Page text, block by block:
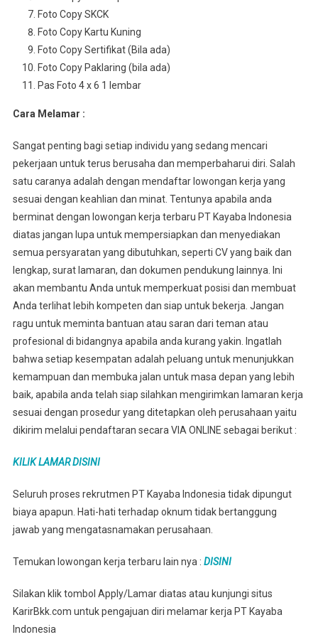
Foto Copy SKCK
Foto Copy Kartu Kuning
Foto Copy Sertifikat (Bila ada)
Foto Copy Paklaring (bila ada)
Pas Foto 4 x 6 1 lembar
Cara Melamar :
Sangat penting bagi setiap individu yang sedang mencari
pekerjaan untuk terus berusaha dan memperbaharui diri. Salah
satu caranya adalah dengan mendaftar lowongan kerja yang
sesuai dengan keahlian dan minat. Tentunya apabila anda
berminat dengan lowongan kerja terbaru PT Kayaba Indonesia
diatas jangan lupa untuk mempersiapkan dan menyediakan
semua persyaratan yang dibutuhkan, seperti CV yang baik dan
lengkap, surat lamaran, dan dokumen pendukung lainnya. Ini
akan membantu Anda untuk memperkuat posisi dan membuat
Anda terlihat lebih kompeten dan siap untuk bekerja. Jangan
ragu untuk meminta bantuan atau saran dari teman atau
profesional di bidangnya apabila anda kurang yakin. Ingatlah
bahwa setiap kesempatan adalah peluang untuk menunjukkan
kemampuan dan membuka jalan untuk masa depan yang lebih
baik, apabila anda telah siap silahkan mengirimkan lamaran kerja
sesuai dengan prosedur yang ditetapkan oleh perusahaan yaitu
dikirim melalui pendaftaran secara VIA ONLINE sebagai berikut :
KILIK LAMAR DISINI
Seluruh proses rekrutmen PT Kayaba Indonesia tidak dipungut
biaya apapun. Hati-hati terhadap oknum tidak bertanggung
jawab yang mengatasnamakan perusahaan.
Temukan lowongan kerja terbaru lain nya : DISINI
Silakan klik tombol Apply/Lamar diatas atau kunjungi situs
KarirBkk.com untuk pengajuan diri melamar kerja PT Kayaba
Indonesia